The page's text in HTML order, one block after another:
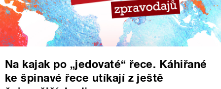
Na kajak po „jedovaté“ řece. Káhiřané
ke špinavé řece utíkají z ještě